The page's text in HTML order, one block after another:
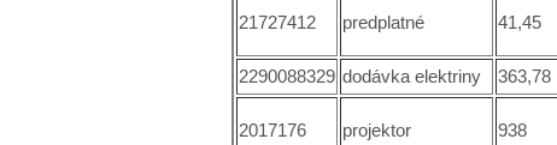
21727412 predplatné 41,45
2290088329 dodávka elektriny 363,78
2017176 projektor 938